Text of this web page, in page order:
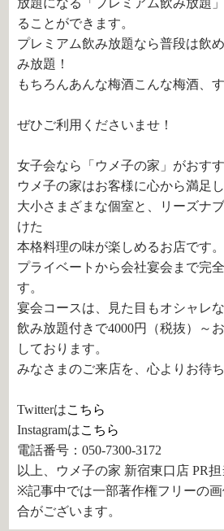
ることができます。
プレミアム飲み放題なら普段は飲
み放題！
もちろんあんな梅酒こんな梅酒、
ぜひご利用くださいませ！
女子会なら「ウメ子の家」がおすす
ウメ子の家はお客様に心から満足
大小さまざまな個室と、リーズナ
けた
本格料理の味が楽しめるお店です。
プライベートから会社宴会まで完
す。
宴会コースは、見た目もオシャレ
飲み放題付きで4000円（税抜）～
しております。
みなさまのご来店を、心よりお待
Twitterはこちら
Instagramはこちら
電話番号：050-7300-3172
以上、ウメ子の家 新宿東口店 PR担
※記事中では一部著作権フリーの
合がございます。